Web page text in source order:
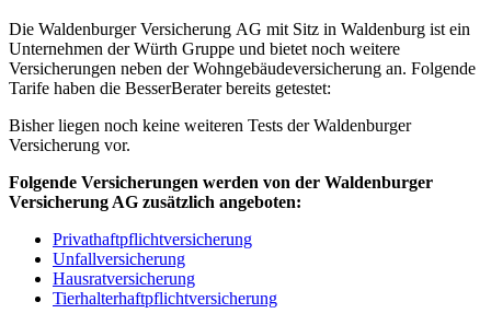
Die Waldenburger Versicherung AG mit Sitz in Waldenburg ist ein
Unternehmen der Würth Gruppe und bietet noch weitere
Versicherungen neben der Wohngebäudeversicherung an. Folgende
Tarife haben die BesserBerater bereits getestet:
Bisher liegen noch keine weiteren Tests der Waldenburger
Versicherung vor.
Folgende Versicherungen werden von der Waldenburger
Versicherung AG zusätzlich angeboten:
Privathaftpflichtversicherung
Unfallversicherung
Hausratversicherung
Tierhalterhaftpflichtversicherung